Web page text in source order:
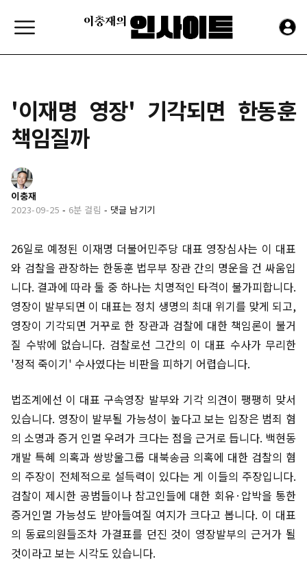
'이재명 영장' 기각되면 한동훈
책임질까
이충재
2023-09-25 - 6분 걸림 - 댓글 남기기
26일로 예정된 이재명 더불어민주당 대표 영장심사는 이 대표
와 검찰을 관장하는 한동훈 법무부 장관 간의 명운을 건 싸움입
니다. 결과에 따라 둘 중 하나는 치명적인 타격이 불가피합니다.
영장이 발부되면 이 대표는 정치 생명의 최대 위기를 맞게 되고,
영장이 기각되면 거꾸로 한 장관과 검찰에 대한 책임론이 불거
질 수밖에 없습니다. 검찰로선 그간의 이 대표 수사가 무리한
'정적 죽이기' 수사였다는 비판을 피하기 어렵습니다.
법조계에선 이 대표 구속영장 발부와 기각 의견이 팽팽히 맞서
있습니다. 영장이 발부될 가능성이 높다고 보는 입장은 범죄 혐
의 소명과 증거 인멸 우려가 크다는 점을 근거로 듭니다. 백현동
개발 특혜 의혹과 쌍방울그룹 대북송금 의혹에 대한 검찰의 혐
의 주장이 전체적으로 설득력이 있다는 게 이들의 주장입니다.
검찰이 제시한 공범들이나 참고인들에 대한 회유·압박을 통한
증거인멸 가능성도 받아들여질 여지가 크다고 봅니다. 이 대표
의 동료의원들조차 가결표를 던진 것이 영장발부의 근거가 될
것이라고 보는 시각도 있습니다.